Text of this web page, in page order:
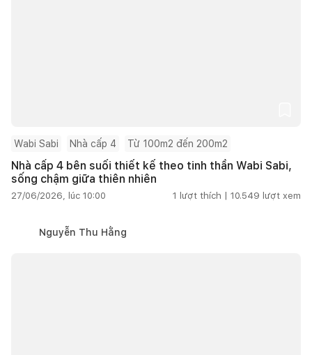
Wabi Sabi Nhà cấp 4 Từ 100m2 đến 200m2
Nhà cấp 4 bên suối thiết kế theo tinh thần Wabi Sabi,
sống chậm giữa thiên nhiên
27/06/2026, lúc 10:00 1 lượt thích | 10.549 lượt xem
Nguyễn Thu Hằng